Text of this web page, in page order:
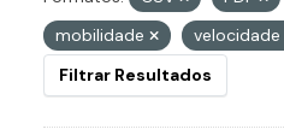
mobilidade
velocidade
Filtrar Resultados